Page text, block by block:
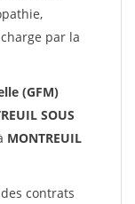
par la
(GFM)
SOUS
MONTREUIL
contrats